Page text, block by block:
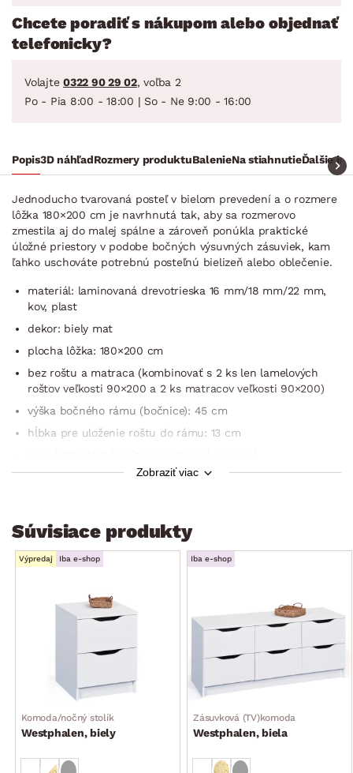
Chcete poradiť s nákupom alebo objednať
telefonicky?
Volajte 0322 90 29 02, voľba 2
Po - Pia 8:00 - 18:00 | So - Ne 9:00 - 16:00
Popis3D náhľadRozmery produktuBalenieNa stiahnutieĎalšie
Jednoducho tvarovaná posteľ v bielom prevedení a o rozmere
lôžka 180×200 cm je navrhnutá tak, aby sa rozmerovo
zmestila aj do malej spálne a zároveň ponúkla praktické
úložné priestory v podobe bočných výsuvných zásuviek, kam
ľahko uschováte potrebnú posteľnú bielizeň alebo oblečenie.
materiál: laminovaná drevotrieska 16 mm/18 mm/22 mm,
kov, plast
dekor: biely mat
plocha lôžka: 180×200 cm
bez roštu a matraca (kombinovať s 2 ks len lamelových
roštov veľkosti 90×200 a 2 ks matracov veľkosti 90×200)
výška bočného rámu (bočnice): 45 cm
hĺbka pre uloženie roštu do rámu: 13 cm
zadné čelo: kolmé, výška 75 cm
prakticky navrhnutá konštrukcia – malá hĺbka/využitý
dolný priestor s úložnými zásuvkami
1× ľavá bočná úložná zásuvka – väčšia (otváranie –
1× pravá bočná úložná zásuvka -väčšia (otváranie –
perokresba s ďalšími rozmermi viď fotogaléria
český výrobok
Zobraziť viac
Súvisiace produkty
Výpredaj Iba e-shop
Komoda/nočný stolík
Westphalen, biely
Iba e-shop
Zásuvková (TV)komoda
Westphalen, biela